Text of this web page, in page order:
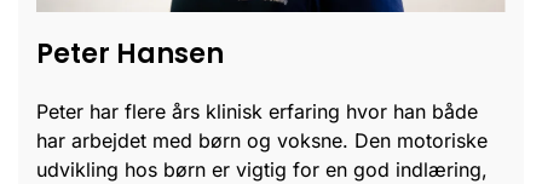
Peter Hansen
Peter har flere års klinisk erfaring hvor han både
har arbejdet med børn og voksne. Den motoriske
udvikling hos børn er vigtig for en god indlæring,